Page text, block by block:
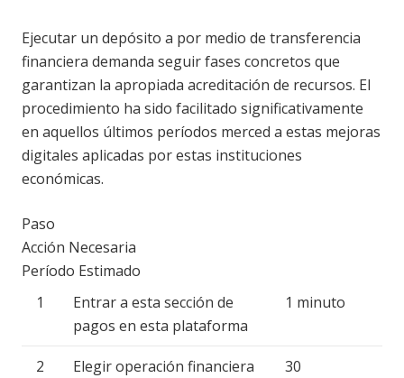
Ejecutar un depósito a por medio de transferencia
financiera demanda seguir fases concretos que
garantizan la apropiada acreditación de recursos. El
procedimiento ha sido facilitado significativamente
en aquellos últimos períodos merced a estas mejoras
digitales aplicadas por estas instituciones
económicas.
Paso
Acción Necesaria
Período Estimado
1
Entrar a esta sección de
pagos en esta plataforma
1 minuto
2
Elegir operación financiera
30